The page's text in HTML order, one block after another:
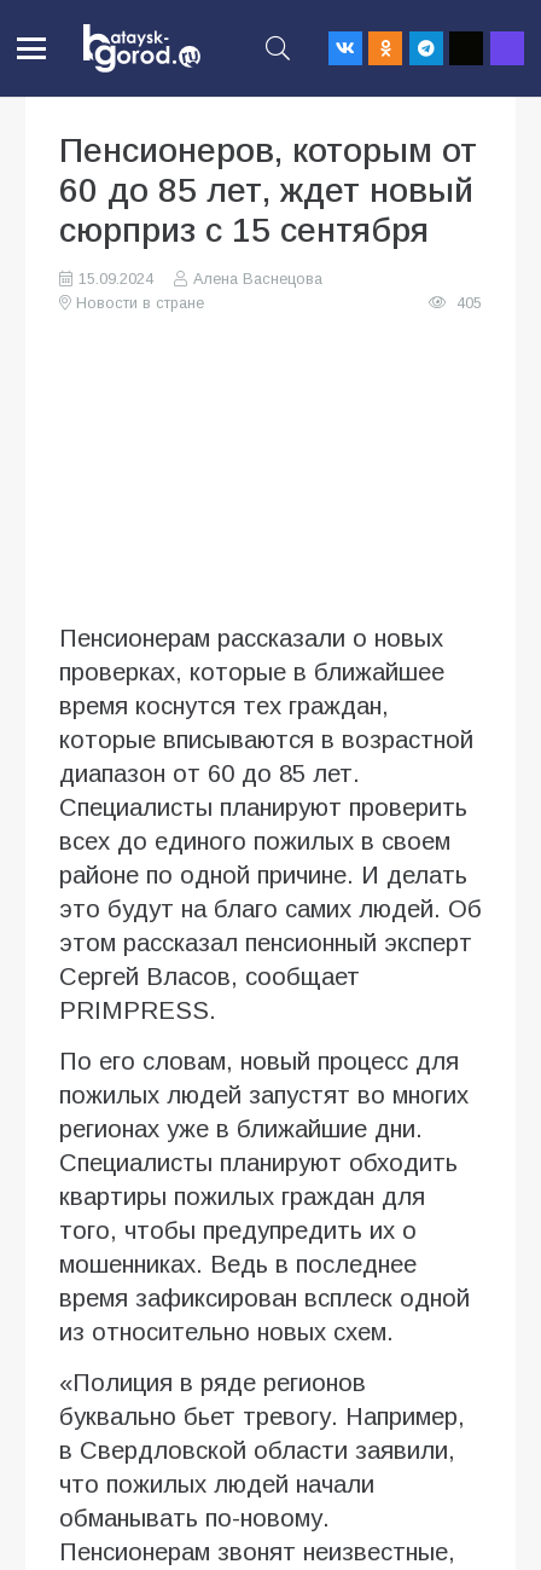
Пенсионеров, которым от
60 до 85 лет, ждет новый
сюрприз с 15 сентября
15.09.2024
Алена Васнецова
Новости в стране
405
Пенсионерам рассказали о новых
проверках, которые в ближайшее
время коснутся тех граждан,
которые вписываются в возрастной
диапазон от 60 до 85 лет.
Специалисты планируют проверить
всех до единого пожилых в своем
районе по одной причине. И делать
это будут на благо самих людей. Об
этом рассказал пенсионный эксперт
Сергей Власов, сообщает
PRIMPRESS.
По его словам, новый процесс для
пожилых людей запустят во многих
регионах уже в ближайшие дни.
Специалисты планируют обходить
квартиры пожилых граждан для
того, чтобы предупредить их о
мошенниках. Ведь в последнее
время зафиксирован всплеск одной
из относительно новых схем.
«Полиция в ряде регионов
буквально бьет тревогу. Например,
в Свердловской области заявили,
что пожилых людей начали
обманывать по-новому.
Пенсионерам звонят неизвестные,